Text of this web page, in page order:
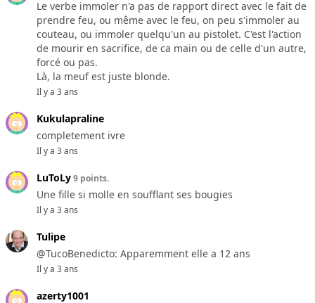
Le verbe immoler n'a pas de rapport direct avec le fait de
prendre feu, ou même avec le feu, on peu s'immoler au
couteau, ou immoler quelqu'un au pistolet. C'est l'action
de mourir en sacrifice, de ca main ou de celle d'un autre,
forcé ou pas.
Là, la meuf est juste blonde.
Il y a 3 ans
Kukulapraline
completement ivre
Il y a 3 ans
LuToLy9 points.
Une fille si molle en soufflant ses bougies
Il y a 3 ans
Tulipe
@TucoBenedicto: Apparemment elle a 12 ans
Il y a 3 ans
azerty1001